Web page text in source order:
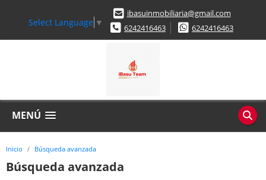
Select Language ▼
ibasuinmobiliaria@gmail.com
6242416463
6242416463
MENÚ
Inicio Búsqueda avanzada
Búsqueda avanzada